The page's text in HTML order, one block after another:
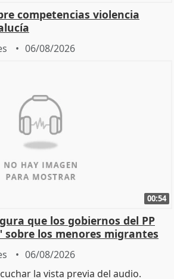
competencias violencia
06/08/2026
00:54
que los gobiernos del PP
los menores migrantes
06/08/2026